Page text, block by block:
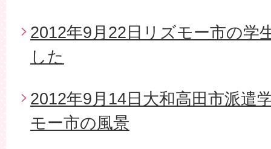
2012年9月22日リズモー市の学
した
2012年9月14日大和高田市派遣
モー市の風景